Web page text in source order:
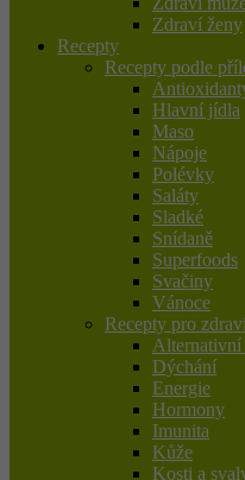
Zdraví ženy
Recepty
Recepty podle
Hlavní jídla
Maso
Nápoje
Polévky
Saláty
Sladké
Snídaně
Superfoods
Svačiny
Vánoce
Recepty pro
Alternativní
Dýchání
Energie
Hormony
Imunita
Kůže
Kosti a